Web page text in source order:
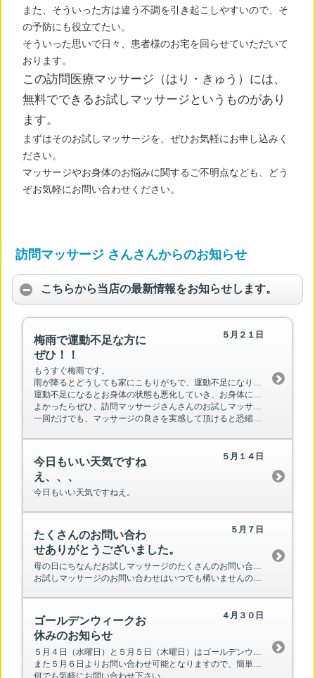
また、そういった方は違う不調を引き起こしやすいので、そ
の予防にも役立てたい。
そういった思いで日々、患者様のお宅を回らせていただいて
おります。
この訪問医療マッサージ（はり・きゅう）には、
無料でできるお試しマッサージというものがあり
ます。
まずはそのお試しマッサージを、ぜひお気軽にお申し込みく
ださい。
マッサージやお身体のお悩みに関するご不明点なども、どう
ぞお気軽にお問い合わせください。
訪問マッサージ さんさんからのお知らせ
こちらから当店の最新情報をお知らせします。
５月２１日
梅雨で運動不足な方に
ぜひ！！
もうすぐ梅雨です。
雨が降るとどうしても家にこもりがちで、運動不足になりがちな季節です。
運動不足になるとお身体の状態も悪化していき、お身体にとって何も良い事はありません。
よかったらぜひ、訪問マッサージさんさんのお試しマッサージをご利用下さい。
一回だけでも、マッサージの良さを実感して頂けると恐縮です。
５月１４日
今日もいい天気ですね
え、、、
今日もいい天気ですねえ。
５月７日
たくさんのお問い合わ
せありがとうございました。
母の日にちなんだお試しマッサージのたくさんのお問い合わせ、本当にありがとうございました。
お試しマッサージのお問い合わせはいつでも構いませんので、またいつでもお気軽にご連絡下さい。
４月３０日
ゴールデンウィークお
休みのお知らせ
また５月６日よりお問い合わせ可能となりますので、簡単な質問から難しい質問まで
何でも気軽にお問い合わせ下さい。